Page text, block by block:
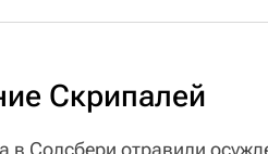
Скрипалей
в Солсбери отравили